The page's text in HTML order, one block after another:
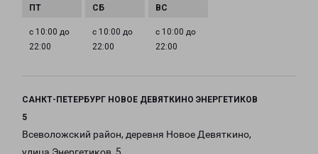
с 10:00 до
22:00
с 10:00 до
22:00
с 10:00 до
22:00
САНКТ-ПЕТЕРБУРГ НОВОЕ ДЕВЯТКИНО ЭНЕРГЕТИКОВ
5
Всеволожский район, деревня Новое Девяткино,